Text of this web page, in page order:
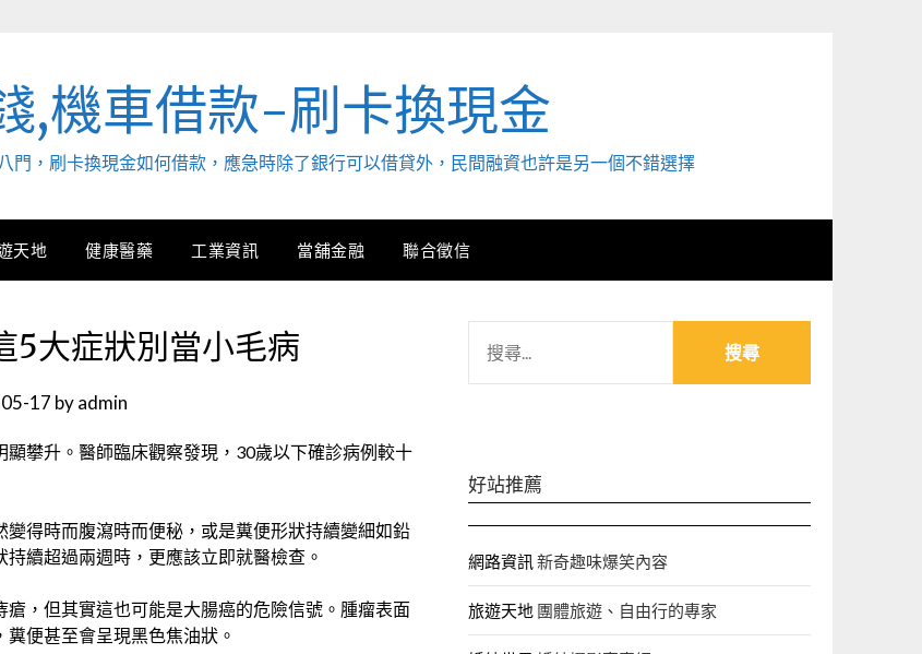
,機車借款-刷卡換現金
門，刷卡換現金如何借款，應急時除了銀行可以借貸外，民間融資也許是另一個不錯選擇
天地 健康醫藥 工業資訊 當舖金融 聯合徵信
5大症狀別當小毛病
17 byadmin
攀升。醫師臨床觀察發現，30歲以下確診病例較十
得時而腹瀉時而便秘，或是糞便形狀持續變細如鉛
續超過兩週時，更應該立即就醫檢查。
，但其實這也可能是大腸癌的危險信號。腫瘤表面
便甚至會呈現黑色焦油狀。
關
好站推薦
網路資訊 新奇趣味爆笑內容
旅遊天地 團體旅遊、自由行的專家‎